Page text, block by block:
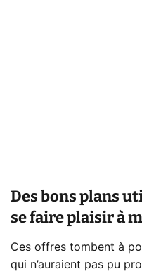
Des bons plans
se faire plaisir à
Ces offres tombent à
qui n’auraient pas pu